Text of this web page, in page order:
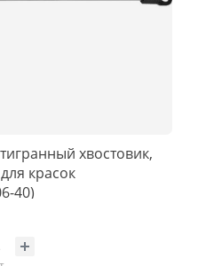
хвостовик,
красок
40)